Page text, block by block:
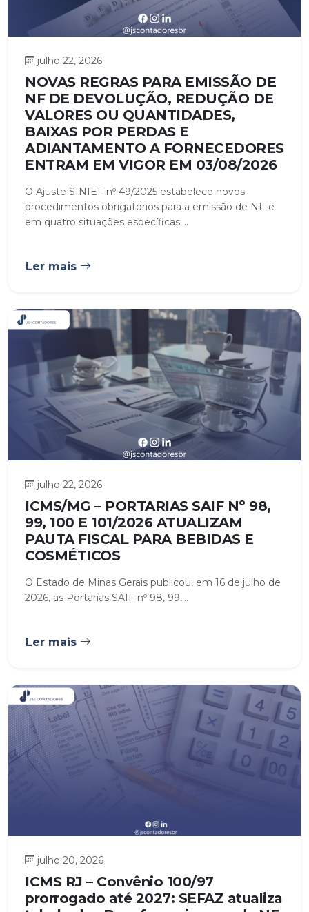
julho 22, 2026
NOVAS REGRAS PARA EMISSÃO DE
NF DE DEVOLUÇÃO, REDUÇÃO DE
VALORES OU QUANTIDADES,
BAIXAS POR PERDAS E
ADIANTAMENTO A FORNECEDORES
ENTRAM EM VIGOR EM 03/08/2026
O Ajuste SINIEF nº 49/2025 estabelece novos
procedimentos obrigatórios para a emissão de NF-e
em quatro situações específicas:...
Ler mais
julho 22, 2026
ICMS/MG – PORTARIAS SAIF Nº 98,
99, 100 E 101/2026 ATUALIZAM
PAUTA FISCAL PARA BEBIDAS E
COSMÉTICOS
O Estado de Minas Gerais publicou, em 16 de julho de
2026, as Portarias SAIF nº 98, 99,...
Ler mais
julho 20, 2026
ICMS RJ – Convênio 100/97
prorrogado até 2027: SEFAZ atualiza